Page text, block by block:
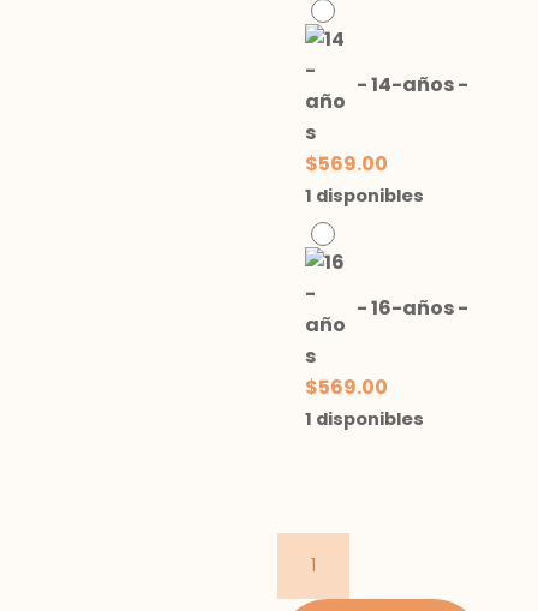
-14-años-
$569.00
1 disponibles
-16-años-
$569.00
1 disponibles
manga